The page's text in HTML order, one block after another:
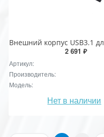
2 691 ₽
Артикул:
Производитель:
Модель:
Нет в наличии